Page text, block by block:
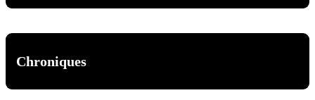
Chroniques